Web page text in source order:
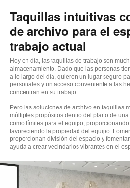
Taquillas intuitivas
de archivo para el
trabajo actual
Hoy en día, las taquillas de trabajo son
almacenamiento. Dado que las personas
a lo largo del día, quieren un lugar seguro
personales y un acceso conveniente a las
concentran en su trabajo.
Pero las soluciones de archivo en taquillas
múltiples propósitos dentro del plano de
como límites para el equipo,
favoreciendo la propiedad del equipo.
proporcionan división del espacio y
ayuda a crear vecindarios vibrantes en el